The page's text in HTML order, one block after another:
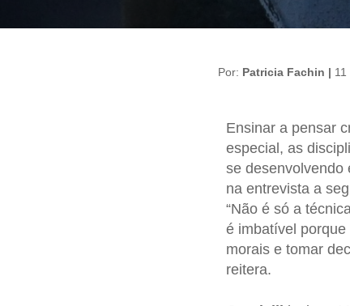
Por: Patricia Fachin | 11
Ensinar a pensar
especial, as
se desenvolvendo
na entrevista a
“Não é só a
é imbatível
morais e tomar
reitera.